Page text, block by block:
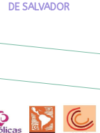
DE SALVADOR